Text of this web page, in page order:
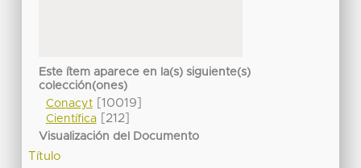
Este ítem aparece en la(s) siguiente(s)
colección(ones)
Conacyt[10019]
Científica[212]
Visualización del Documento
Título